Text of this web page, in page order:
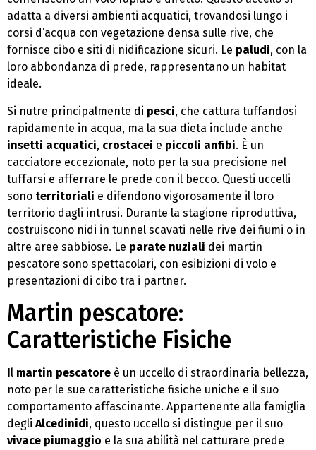
adatta a diversi ambienti acquatici, trovandosi lungo i
corsi d’acqua con vegetazione densa sulle rive, che
fornisce cibo e siti di nidificazione sicuri. Le paludi, con la
loro abbondanza di prede, rappresentano un habitat
ideale.
Si nutre principalmente di pesci, che cattura tuffandosi
rapidamente in acqua, ma la sua dieta include anche
insetti acquatici, crostacei e piccoli anfibi. È un
cacciatore eccezionale, noto per la sua precisione nel
tuffarsi e afferrare le prede con il becco. Questi uccelli
sono territoriali e difendono vigorosamente il loro
territorio dagli intrusi. Durante la stagione riproduttiva,
costruiscono nidi in tunnel scavati nelle rive dei fiumi o in
altre aree sabbiose. Le parate nuziali dei martin
pescatore sono spettacolari, con esibizioni di volo e
presentazioni di cibo tra i partner.
Martin pescatore:
Caratteristiche Fisiche
Il martin pescatore è un uccello di straordinaria bellezza,
noto per le sue caratteristiche fisiche uniche e il suo
comportamento affascinante. Appartenente alla famiglia
degli Alcedinidi, questo uccello si distingue per il suo
vivace piumaggio e la sua abilità nel catturare prede